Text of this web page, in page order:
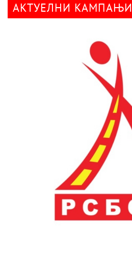
АКТУЕЛНИ КАМПАЊИ